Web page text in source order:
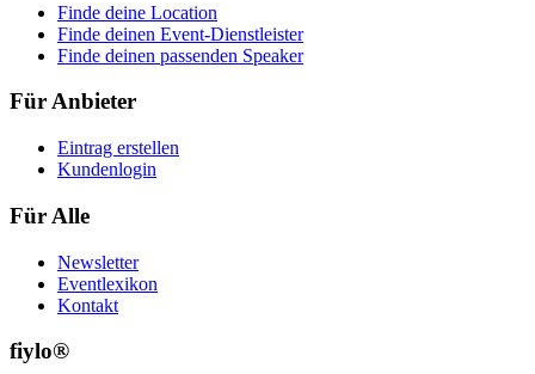
Finde deine Location
Finde deinen Event-Dienstleister
Finde deinen passenden Speaker
Für Anbieter
Eintrag erstellen
Kundenlogin
Für Alle
Newsletter
Eventlexikon
Kontakt
fiylo®